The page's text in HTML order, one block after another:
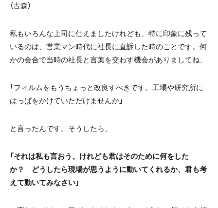
（古森）
私もいろんな上司に仕えましたけれども、特に印象に残って
いるのは、営業マン時代に社長に直訴した時のことです。何
かの会合で当時の社長と言葉を交わす機会がありましてね、
「フィルムをもうちょっと改良すべきです。工場や研究所に
はっぱをかけていただけませんか」
と言ったんです。そうしたら、
「それは私も言おう。けれども君はそのために何をした
か？ どうしたら現場が思うように動いてくれるか、君も考
えて動いてみなさい」